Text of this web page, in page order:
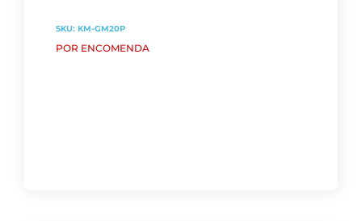
SKU: KM-GM20P
POR ENCOMENDA